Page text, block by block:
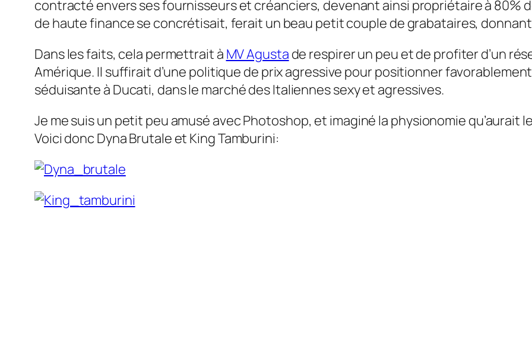
contracté envers ses fournisseurs et créanciers, devenant ainsi propriétaire à 80%
de haute finance se concrétisait, ferait un beau petit couple de grabataires, donnant
Dans les faits, cela permettrait à MV Agusta de respirer un peu et de profiter d’un
Amérique. Il suffirait d’une politique de prix agressive pour positionner
séduisante à Ducati, dans le marché des Italiennes sexy et agressives.
Je me suis un petit peu amusé avec Photoshop, et imaginé la physionomie qu’aurait
Voici donc Dyna Brutale et King Tamburini: